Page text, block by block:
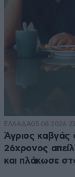
ΕΛΛΑΔΑ05·08·2026
Άγριος καβγάς
26χρονος
και πλάκωσε